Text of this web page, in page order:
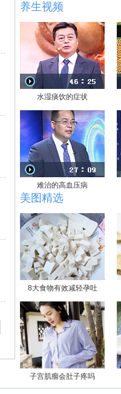
养生视频
水湿痰饮的症状
难治的高血压病
美图精选
8大食物有效减轻孕吐
子宫肌瘤会肚子疼吗